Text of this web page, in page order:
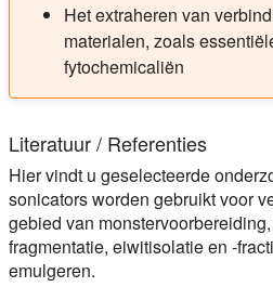
Het extraheren van
materialen, zoals
fytochemicaliën
Literatuur / Referenties
Hier vindt u geselecteerde
sonicators worden gebruikt voor
gebied van
fragmentatie, eiwitisolatie en -
emulgeren.